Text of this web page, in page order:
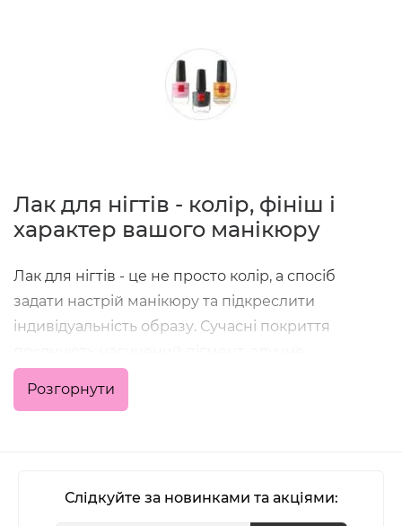
Лак для нігтів - колір, фініш і
характер вашого манікюру
Лак для нігтів - це не просто колір, а спосіб
задати настрій манікюру та підкреслити
індивідуальність образу. Сучасні покриття
нанесення та стійкість, що дозволяє отримати
акуратний результат як у домашніх умовах, так і в
формули з глянцевим або матовим фінішем,
Розгорнути
Слідкуйте за новинками та акціями: